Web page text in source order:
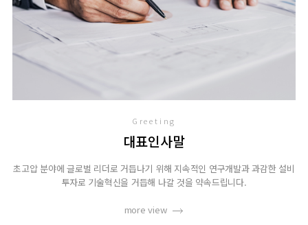
Greeting
대표인사말
초고압 분야에 글로벌 리더로 거듭나기 위해 지속적인 연구개발과 과감한 설비
투자로 기술혁신을 거듭해 나갈 것을 약속드립니다.
more view